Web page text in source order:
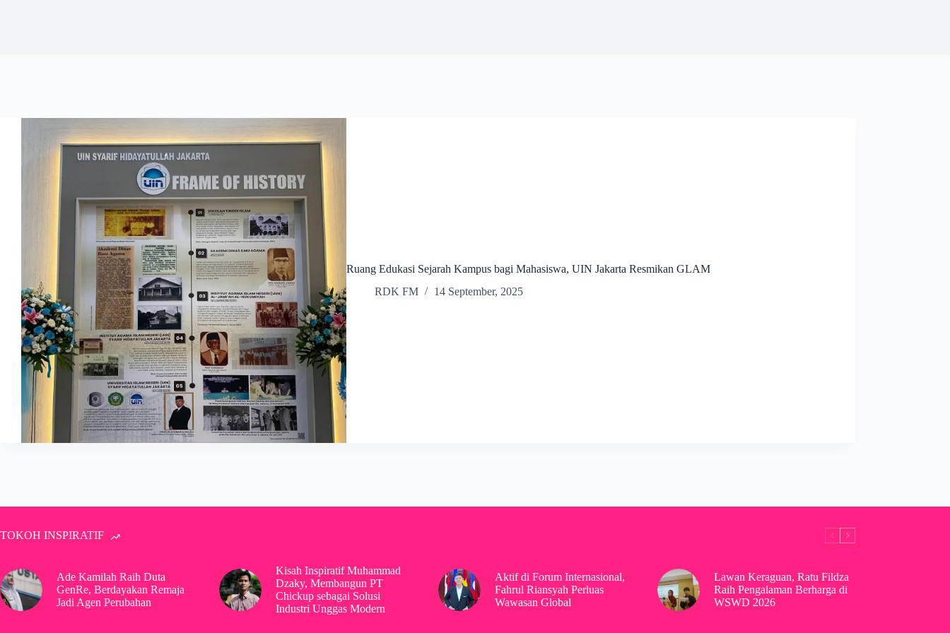
Ruang Edukasi Sejarah Kampus bagi Mahasiswa, UIN Jakarta Resmikan GLAM
RDK FM
14 September, 2025
TOKOH INSPIRATIF
Ade Kamilah Raih Duta
GenRe, Berdayakan Remaja
Jadi Agen Perubahan
Kisah Inspiratif Muhammad
Dzaky, Membangun PT
Chickup sebagai Solusi
Industri Unggas Modern
Aktif di Forum Internasional,
Fahrul Riansyah Perluas
Wawasan Global
Lawan Keraguan, Ratu Fildza
Raih Pengalaman Berharga di
WSWD 2026